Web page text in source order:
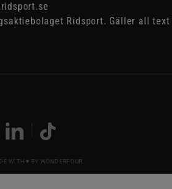
Ridsport. Gäller all text
WITH ♥ BY WONDERFOUR